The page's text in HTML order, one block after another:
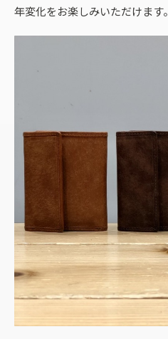
年変化をお楽しみいただけます。